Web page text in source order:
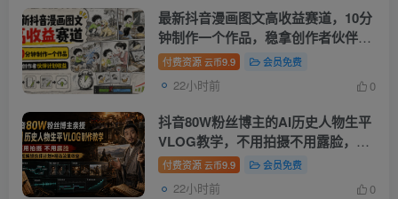
最新抖音漫画图文高收益赛道，10分
钟制作一个作品，稳拿创作者伙伴计
划收益
付费资源 云币9.9 会员免费
22小时前 0
抖音80W粉丝博主的AI历史人物生平
VLOG教学，不用拍摄不用露脸，AI
帮你搞定，轻松解锁伙伴计划+精选
收益
付费资源 云币9.9 会员免费
22小时前 0